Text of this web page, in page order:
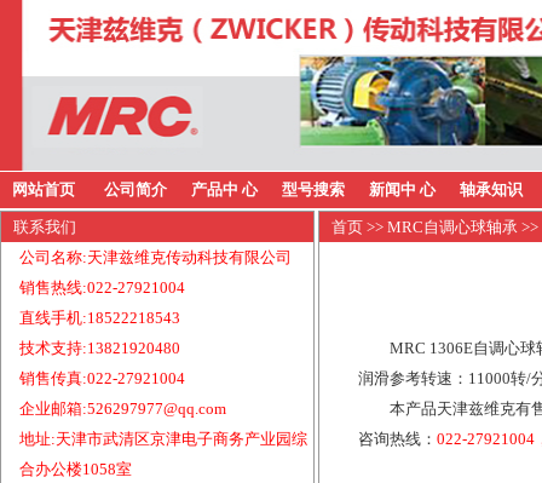
网站首页 公司简介 产品中 心 型号搜索 新闻中 心 轴承知识
联系我们
公司名称:天津兹维克传动科技有限公司
销售热线:022-27921004
直线手机:18522218543
技术支持:13821920480
销售传真:022-27921004
企业邮箱:526297977@qq.com
地址:天津市武清区京津电子商务产业园综
合办公楼1058室
首页 >> MRC自调心球轴承
MRC 1306E自调心
润滑参考转速：11000转/
本产品天津兹维克有
咨询热线：022-27921004